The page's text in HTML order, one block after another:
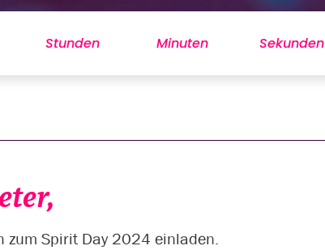
Stunden Minuten Sekunden
zum Spirit Day 2024 einladen.